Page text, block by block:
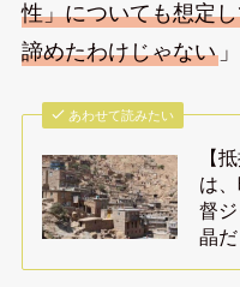
性」についても想定
諦めたわけじゃない
あわせて読みたい
【
は
督
晶だ